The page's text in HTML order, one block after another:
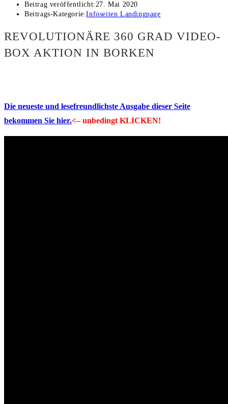
Beitrag veröffentlicht:27. Mai 2020
Beitrags-Kategorie:Infoseiten Landingpage
REVOLUTIONÄRE 360 GRAD VIDEO-
BOX AKTION IN BORKEN
Die neueste und lesefreundlichste Ausgabe dieser Seite
bekommen Sie hier.<– unbedingt KLICKEN!